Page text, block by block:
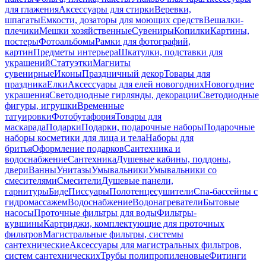
для глаженияАксессуары для стиркиВеревки,
шпагатыЕмкости, дозаторы для моющих средствВешалки-
плечикиМешки хозяйственныеСувенирыКопилкиКартины,
постерыФотоальбомыРамки для фотографий,
картинПредметы интерьераШкатулки, подставки для
украшенийСтатуэткиМагниты
сувенирныеИконыПраздничный декорТовары для
праздникаЕлкиАксессуары для елей новогоднихНовогодние
украшенияСветодиодные гирлянды, декорацииСветодиодные
фигуры, игрушкиВременные
татуировкиФотобутафорияТовары для
маскарадаПодаркиПодарки, подарочные наборыПодарочные
наборы косметики для лица и телаНаборы для
бритьяОформление подарковСантехника и
водоснабжениеСантехникаДушевые кабины, поддоны,
двериВанныУнитазыУмывальникиУмывальники со
смесителямиСмесителиДушевые панели,
гарнитурыБидеПиссуарыПолотенцесушителиСпа-бассейны с
гидромассажемВодоснабжениеВодонагревателиБытовые
насосыПроточные фильтры для водыФильтры-
кувшиныКартриджи, комплектующие для проточных
фильтровМагистральные фильтры, системы
сантехническиеАксессуары для магистральных фильтров,
систем сантехническихТрубы полипропиленовыеФитинги